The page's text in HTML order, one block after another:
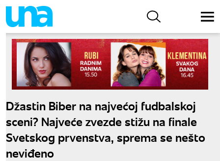
Džastin Biber na najvećoj fudbalskoj
sceni? Najveće zvezde stižu na finale
Svetskog prvenstva, sprema se nešto
neviđeno